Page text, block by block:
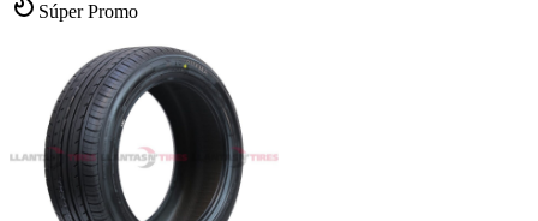
Súper Promo